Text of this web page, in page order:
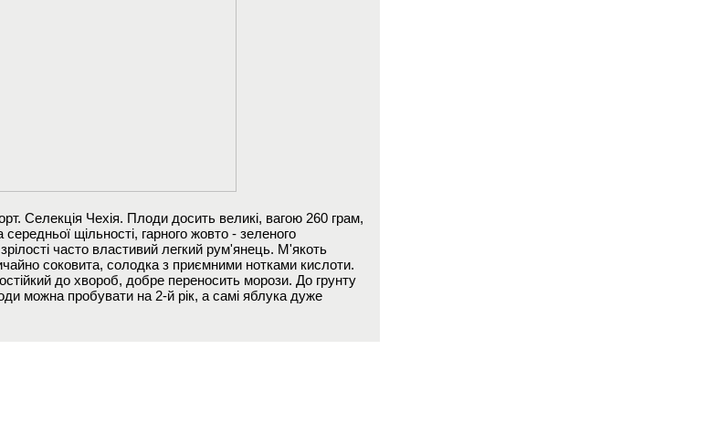
Селекція Чехія. Плоди досить великі, вагою 260 грам,
щільності, гарного жовто - зеленого
часто властивий легкий рум'янець. М'якоть
соковита, солодка з приємними нотками кислоти.
до хвороб, добре переносить морози. До грунту
можна пробувати на 2-й рік, а самі яблука дуже